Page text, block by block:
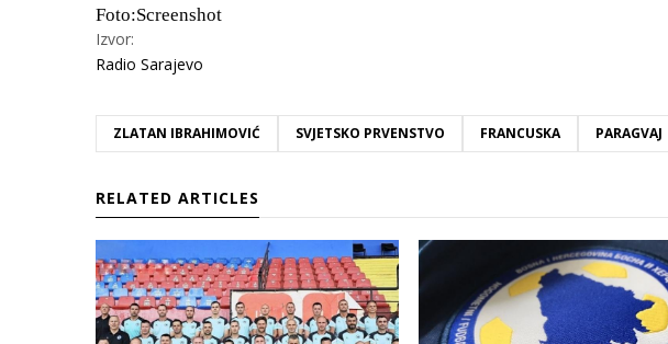
Foto:Screenshot
Izvor:
Radio Sarajevo
ZLATAN IBRAHIMOVIĆ SVJETSKO PRVENSTVO FRANCUSKA PARAGVAJ
RELATED ARTICLES